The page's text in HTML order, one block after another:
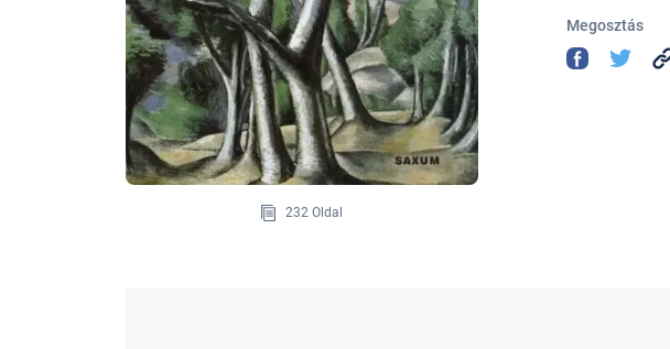
232 Oldal
Megosztás